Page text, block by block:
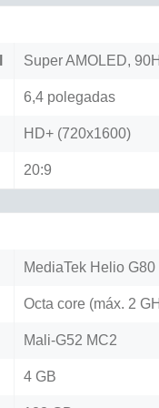
Super AMOLED,
6,4 polegadas
HD+ (720x1600)
20:9
MediaTek Helio G80
Octa core (máx. 2
Mali-G52 MC2
4 GB